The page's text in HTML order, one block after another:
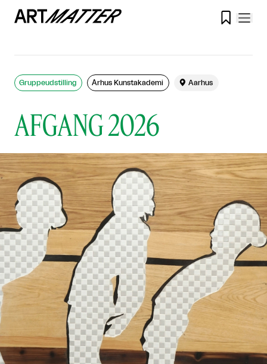

AFGANG 2026
Gruppeudstilling ​ Århus Kunstakademi  Aarhus